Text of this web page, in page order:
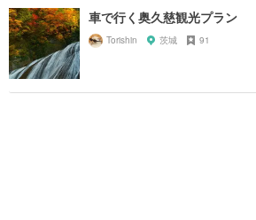
車で行く奥久慈観光プラン
Torishin 茨城 91